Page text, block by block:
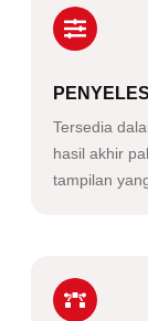
Tersedia
hasil akhir
tampilan